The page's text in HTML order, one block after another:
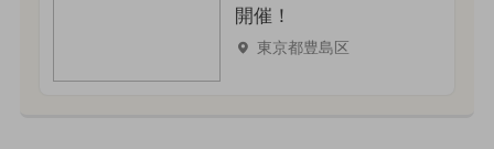
開催！
東京都豊島区